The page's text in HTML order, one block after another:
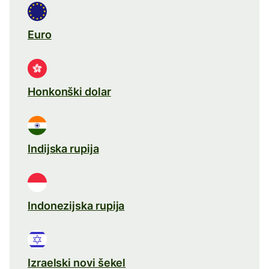
Euro
Honkonški dolar
Indijska rupija
Indonezijska rupija
Izraelski novi šekel